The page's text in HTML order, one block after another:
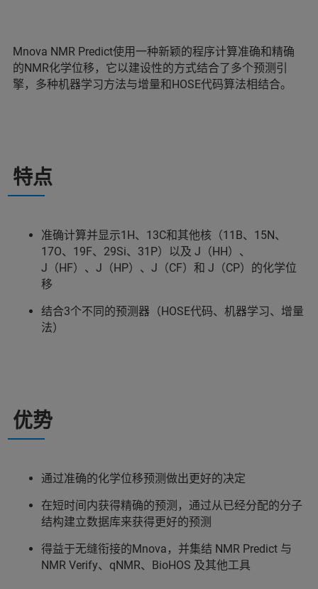
Mnova NMR Predict使用一种新颖的程序计算准确和精确
的NMR化学位移，它以建设性的方式结合了多个预测引
擎，多种机器学习方法与增量和HOSE代码算法相结合。
特点
准确计算并显示1H、13C和其他核（11B、15N、
17O、19F、29Si、31P）以及 J（HH）、
J（HF）、J（HP）、J（CF）和 J（CP）的化学位
移
结合3个不同的预测器（HOSE代码、机器学习、增量
法）
优势
通过准确的化学位移预测做出更好的决定
在短时间内获得精确的预测，通过从已经分配的分子
结构建立数据库来获得更好的预测
得益于无缝衔接的Mnova，并集结 NMR Predict 与
NMR Verify、qNMR、BioHOS 及其他工具